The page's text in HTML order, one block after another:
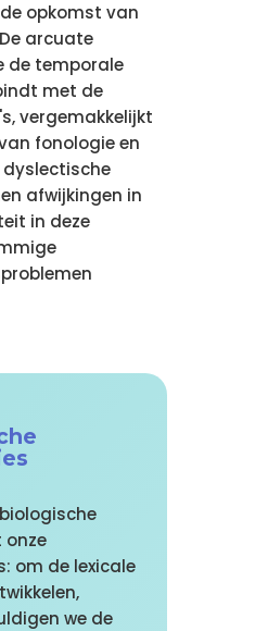
opkomst van
arcuate
de temporale
met de
vergemakkelijkt
fonologie en
dyslectische
afwijkingen in
in deze
onze
om de lexicale
we de